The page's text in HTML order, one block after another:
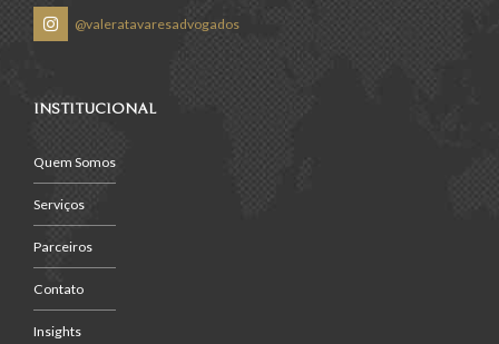
@valeratavaresadvogados
INSTITUCIONAL
Quem Somos
Serviços
Parceiros
Contato
Insights